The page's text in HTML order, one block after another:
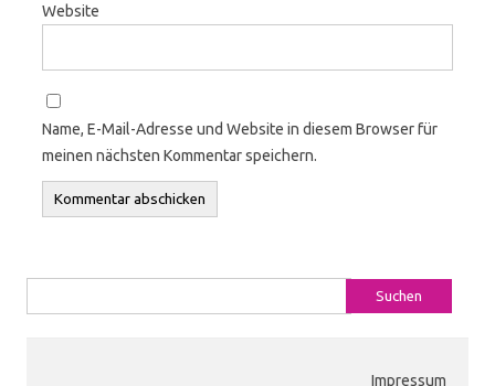
Website
Name, E-Mail-Adresse und Website in diesem Browser für
meinen nächsten Kommentar speichern.
Impressum